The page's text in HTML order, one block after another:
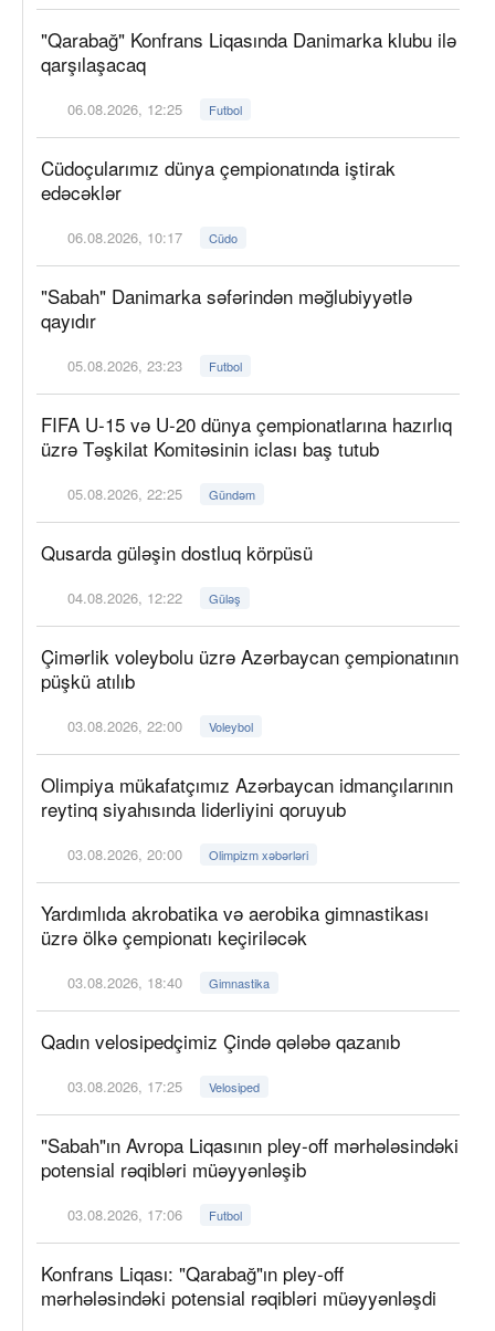
"Qarabağ" Konfrans Liqasında Danimarka klubu ilə
qarşılaşacaq
06.08.2026, 12:25 Futbol
Cüdoçularımız dünya çempionatında iştirak
edəcəklər
06.08.2026, 10:17 Cüdo
"Sabah" Danimarka səfərindən məğlubiyyətlə
qayıdır
05.08.2026, 23:23 Futbol
FIFA U-15 və U-20 dünya çempionatlarına hazırlıq
üzrə Təşkilat Komitəsinin iclası baş tutub
05.08.2026, 22:25 Gündəm
Qusarda güləşin dostluq körpüsü
04.08.2026, 12:22 Güləş
Çimərlik voleybolu üzrə Azərbaycan çempionatının
püşkü atılıb
03.08.2026, 22:00 Voleybol
Olimpiya mükafatçımız Azərbaycan idmançılarının
reytinq siyahısında liderliyini qoruyub
03.08.2026, 20:00 Olimpizm xəbərləri
Yardımlıda akrobatika və aerobika gimnastikası
üzrə ölkə çempionatı keçiriləcək
03.08.2026, 18:40 Gimnastika
Qadın velosipedçimiz Çində qələbə qazanıb
03.08.2026, 17:25 Velosiped
"Sabah"ın Avropa Liqasının pley-off mərhələsindəki
potensial rəqibləri müəyyənləşib
03.08.2026, 17:06 Futbol
Konfrans Liqası: "Qarabağ"ın pley-off
mərhələsindəki potensial rəqibləri müəyyənləşdi